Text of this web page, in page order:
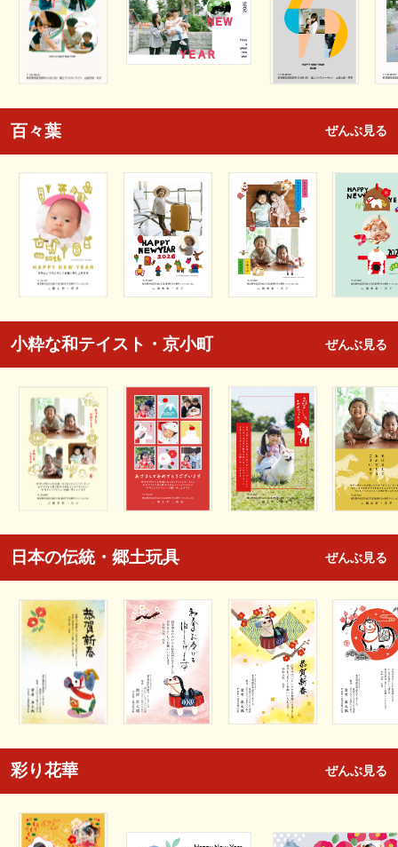
百々葉 ぜんぶ見る
小粋な和テイスト・京小町 ぜんぶ見る
日本の伝統・郷土玩具 ぜんぶ見る
彩り花華 ぜんぶ見る